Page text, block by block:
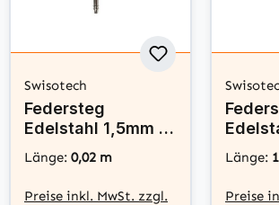
Swisotech
Federsteg
Edelstahl 1,5mm x
22mm - Swisotech
Länge: 0,02 m
Preise inkl. MwSt. zzgl.
Länge:
Preise